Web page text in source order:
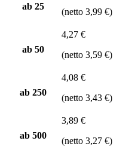
ab 25
(netto 3,99 €)
ab 50
4,27 €
(netto 3,59 €)
ab 250
4,08 €
(netto 3,43 €)
ab 500
3,89 €
(netto 3,27 €)